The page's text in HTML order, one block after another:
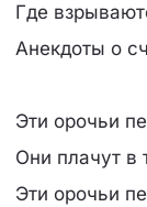
Где
Анекдоты о
Эти орочьи
Они плачут в
Эти орочьи